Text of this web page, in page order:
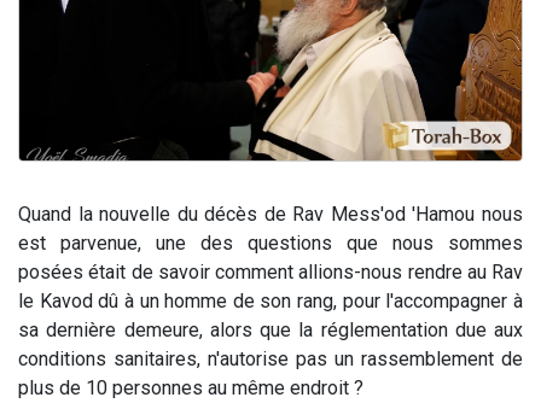
Quand la nouvelle du décès de Rav Mess'od 'Hamou nous
est parvenue, une des questions que nous sommes
posées était de savoir comment allions-nous rendre au Rav
le Kavod dû à un homme de son rang, pour l'accompagner à
sa dernière demeure, alors que la réglementation due aux
conditions sanitaires, n'autorise pas un rassemblement de
plus de 10 personnes au même endroit ?